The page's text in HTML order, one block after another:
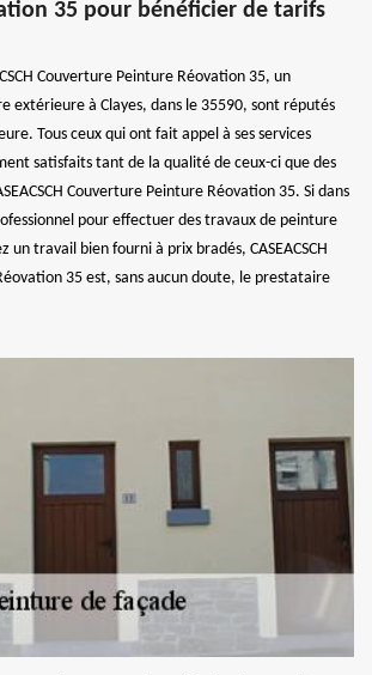
35 pour bénéficier de tarifs
Couverture Peinture Réovation 35, un
extérieure à Clayes, dans le 35590, sont réputés
Tous ceux qui ont fait appel à ses services
satisfaits tant de la qualité de ceux-ci que des
Couverture Peinture Réovation 35. Si dans
pour effectuer des travaux de peinture
un travail bien fourni à prix bradés, CASEACSCH
35 est, sans aucun doute, le prestataire